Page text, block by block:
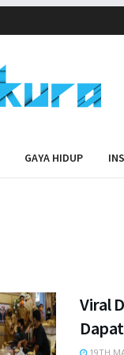
GAYA HIDUP
Viral
19TH